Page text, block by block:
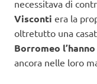
necessitava di
Visconti era la
oltretutto una
Borromeo
ancora nelle loro